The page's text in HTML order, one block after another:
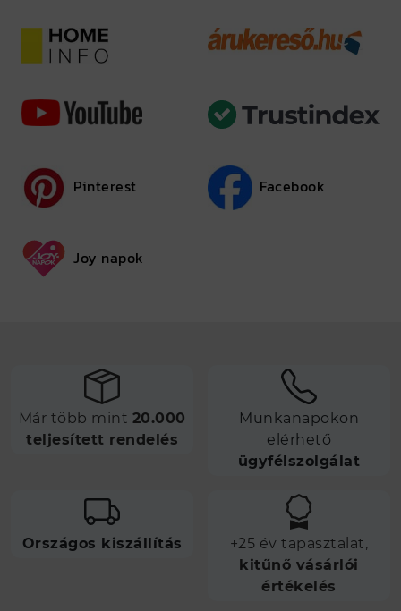
Pinterest Facebook
Joy napok
Már több mint 20.000
teljesített rendelés
Munkanapokon
elérhető
ügyfélszolgálat
Országos kiszállítás
+25 év tapasztalat,
kitűnő vásárlói
értékelés